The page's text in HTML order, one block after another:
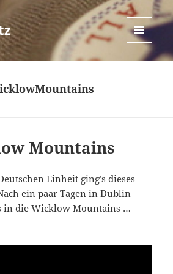
MENÜ
UND
Mountains
Einheit ging’s dieses
ein paar Tagen in Dublin
in die Wicklow Mountains …